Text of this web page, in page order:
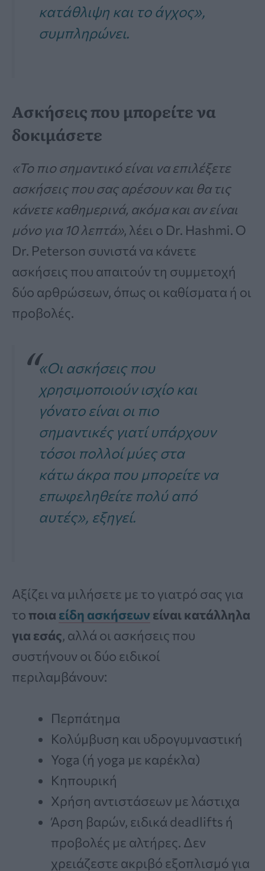
κατάθλιψη και το άγχος»,
συμπληρώνει.
Ασκήσεις που μπορείτε να
δοκιμάσετε
«Το πιο σημαντικό είναι να επιλέξετε
ασκήσεις που σας αρέσουν και θα τις
κάνετε καθημερινά, ακόμα και αν είναι
μόνο για 10 λεπτά», λέει ο Dr. Hashmi. Ο
Dr. Peterson συνιστά να κάνετε
ασκήσεις που απαιτούν τη συμμετοχή
δύο αρθρώσεων, όπως οι καθίσματα ή οι
προβολές.
«Οι ασκήσεις που
χρησιμοποιούν ισχίο και
γόνατο είναι οι πιο
σημαντικές γιατί υπάρχουν
τόσοι πολλοί μύες στα
κάτω άκρα που μπορείτε να
επωφεληθείτε πολύ από
αυτές», εξηγεί.
Αξίζει να μιλήσετε με το γιατρό σας για
το ποια είδη ασκήσεωνείναι κατάλληλα
για εσάς, αλλά οι ασκήσεις που
συστήνουν οι δύο ειδικοί
περιλαμβάνουν:
Περπάτημα
Κολύμβυση και υδρογυμναστική
Yoga (ή yoga με καρέκλα)
Κηπουρική
Χρήση αντιστάσεων με λάστιχα
Άρση βαρών, ειδικά deadlifts ή
προβολές με αλτήρες. Δεν
χρειάζεστε ακριβό εξοπλισμό για